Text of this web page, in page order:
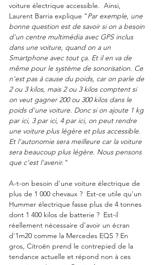
voiture électrique accessible.  Ainsi,
Laurent Barria explique "Par exemple, une
bonne question est de savoir si on a besoin
d'un centre multimédia avec GPS inclus
dans une voiture, quand on a un
Smartphone avec tout ça. Et il en va de
même pour le système de sonorisation. Ce
n'est pas à cause du poids, car on parle de
2 ou 3 kilos, mais 2 ou 3 kilos comptent si
on veut gagner 200 ou 300 kilos dans le
poids d'une voiture. Donc si on ajoute 1 kg
par ici, 3 par ici, 4 par ici, on peut rendre
une voiture plus légère et plus accessible.
Et l'autonomie sera meilleure car la voiture
sera beaucoup plus légère. Nous pensons
que c'est l'avenir."
A-t-on besoin d'une voiture électrique de
plus de 1 000 chevaux ?  Est-ce utile qu'un
Hummer électrique fasse plus de 4 tonnes
dont 1 400 kilos de batterie ?  Est-il
réellement nécessaire d'avoir un écran
d'1m20 comme la Mercedes EQS ? En
gros, Citroën prend le contrepied de la
tendance actuelle et répond non à ces